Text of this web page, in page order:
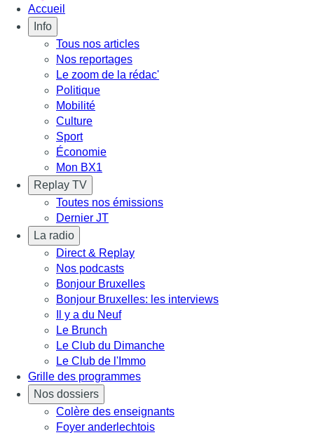
Accueil
Info
Tous nos articles
Nos reportages
Le zoom de la rédac'
Politique
Mobilité
Culture
Sport
Économie
Mon BX1
Replay TV
Toutes nos émissions
Dernier JT
La radio
Direct & Replay
Nos podcasts
Bonjour Bruxelles
Bonjour Bruxelles: les interviews
Il y a du Neuf
Le Brunch
Le Club du Dimanche
Le Club de l'Immo
Grille des programmes
Nos dossiers
Colère des enseignants
Foyer anderlechtois